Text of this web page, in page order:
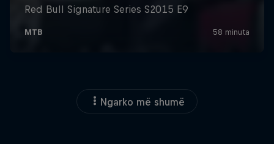
Ngarko më shumë